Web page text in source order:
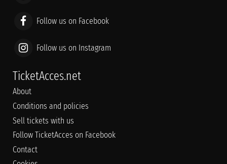
Follow us on Facebook
Follow us on Instagram
TicketAcces.net
About
Conditions and policies
Sell tickets with us
Follow TicketAcces on Facebook
Contact